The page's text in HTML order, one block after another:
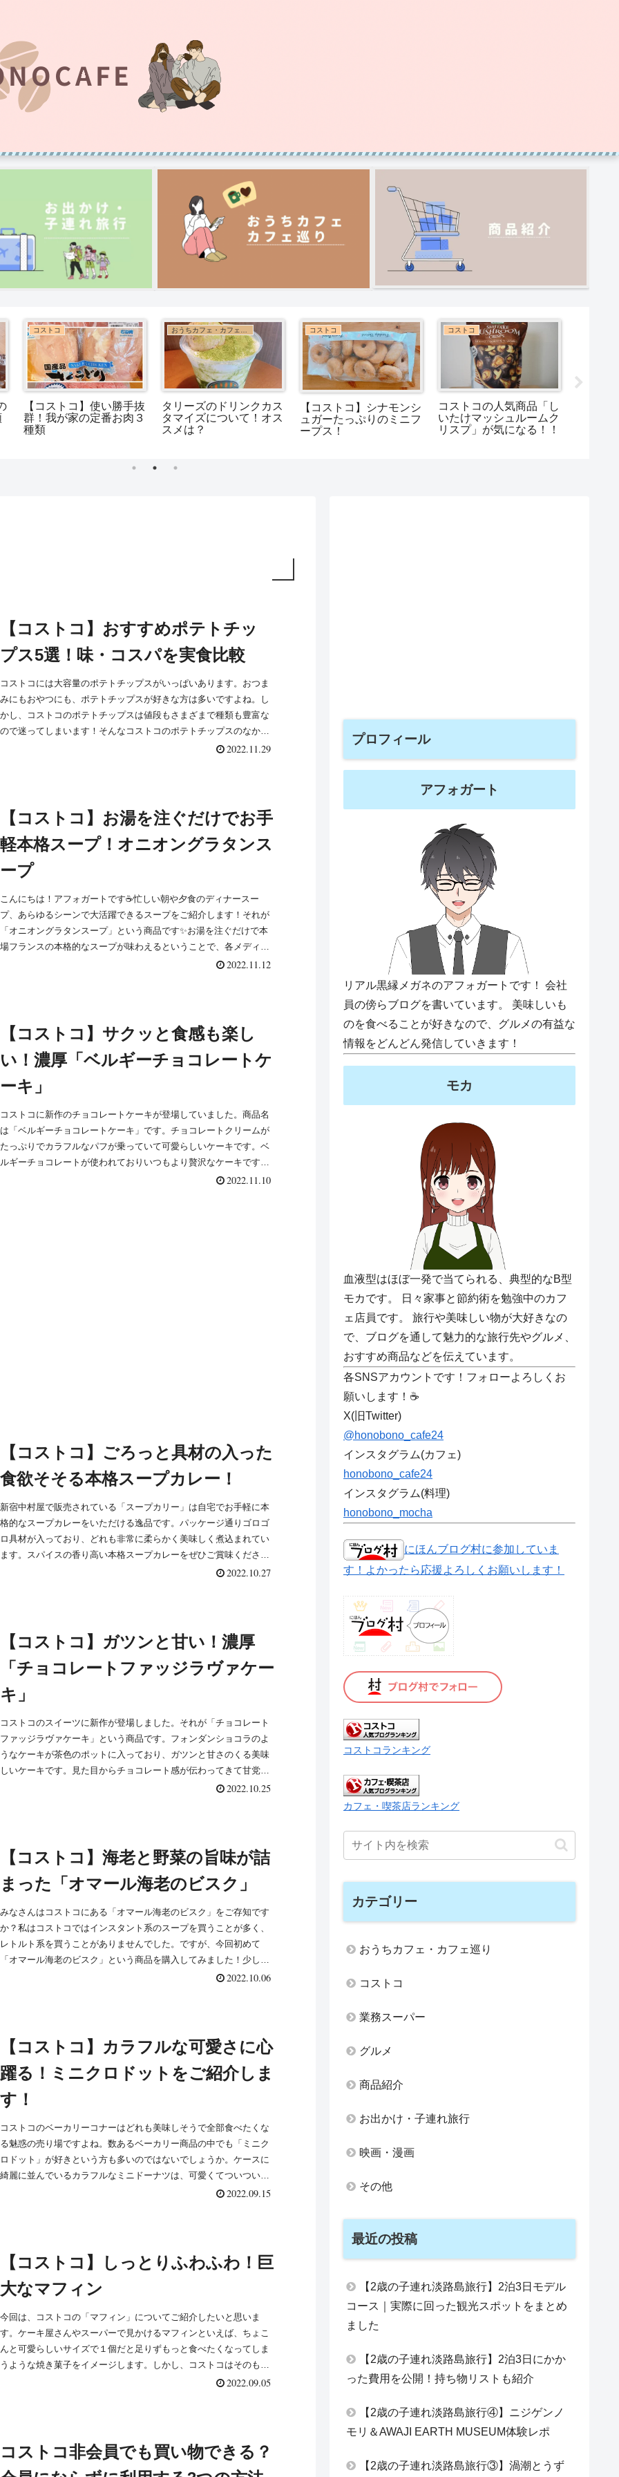
コストコ
【コストコ】使い勝手抜
群！我が家の定番お肉３
種類
タリーズのドリンクカス
タマイズについて！オス
スメは？
コストコ
【コストコ】シナモンシ
ュガーたっぷりのミニフ
ープス！
コストコ
コストコの人気商品「し
いたけマッシュルームク
リスプ」が気になる！！
【コストコ】おすすめポテトチッ
プス5選！味・コスパを実食比較
コストコには大容量のポテトチップスがいっぱいあります。おつま
みにもおやつにも、ポテトチップスが好きな方は多いですよね。し
かし、コストコのポテトチップスは値段もさまざまで種類も豊富な
ので迷ってしまいます！そんなコストコのポテトチップスのなかか
らオススメの5つをご紹介します。是非参考にしてください♪2022.11.29
【コストコ】お湯を注ぐだけでお手
軽本格スープ！オニオングラタンス
ープ
こんにちは！アフォガートです☕忙しい朝や夕食のディナースー
プ、あらゆるシーンで大活躍できるスープをご紹介します！それが
「オニオングラタンスープ」という商品です✨お湯を注ぐだけで本
場フランスの本格的なスープが味わえるということで、各メディア
2022.11.12
【コストコ】サクッと食感も楽し
い！濃厚「ベルギーチョコレートケ
ーキ」
コストコに新作のチョコレートケーキが登場していました。商品名
は「ベルギーチョコレートケーキ」です。チョコレートクリームが
たっぷりでカラフルなパフが乗っていて可愛らしいケーキです。ベ
ルギーチョコレートが使われておりいつもより贅沢なケーキです。
2022.11.10
【コストコ】ごろっと具材の入った
食欲そそる本格スープカレー！
新宿中村屋で販売されている「スープカリー」は自宅でお手軽に本
格的なスープカレーをいただける逸品です。パッケージ通りゴロゴ
ロ具材が入っており、どれも非常に柔らかく美味しく煮込まれてい
ます。スパイスの香り高い本格スープカレーをぜひご賞味くださ
2022.10.27
【コストコ】ガツンと甘い！濃厚
「チョコレートファッジラヴァケー
キ」
コストコのスイーツに新作が登場しました。それが「チョコレート
ファッジラヴァケーキ」という商品です。フォンダンショコラのよ
うなケーキが茶色のポットに入っており、ガツンと甘さのくる美味
しいケーキです。見た目からチョコレート感が伝わってきて甘党に
刺さるスイーツです。今回はそんな甘い物好きな方にオススメした
2022.10.25
【コストコ】海老と野菜の旨味が詰
まった「オマール海老のビスク」
みなさんはコストコにある「オマール海老のビスク」をご存知です
か？私はコストコではインスタント系のスープを買うことが多く、
レトルト系を買うことがありませんでした。ですが、今回初めて
「オマール海老のビスク」という商品を購入してみました！少し贅
沢価格ですが、簡単に作れてとっても美味しかったのでご紹介した
2022.10.06
【コストコ】カラフルな可愛さに心
躍る！ミニクロドットをご紹介しま
す！
コストコのベーカリーコナーはどれも美味しそうで全部食べたくな
る魅惑の売り場ですよね。数あるベーカリー商品の中でも「ミニク
ロドット」が好きという方も多いのではないでしょうか。ケースに
綺麗に並んでいるカラフルなミニドーナツは、可愛くてついつい手
に取ってしまいます。今回はそんなミニクロドットについて、最新
2022.09.15
【コストコ】しっとりふわふわ！巨
大なマフィン
今回は、コストコの「マフィン」についてご紹介したいと思いま
す。ケーキ屋さんやスーパーで見かけるマフィンといえば、ちょこ
んと可愛らしいサイズで１個だと足りずもっと食べたくなってしま
うような焼き菓子をイメージします。しかし、コストコはそのもっ
と食べたいが１個で叶うほどの特大サイズです。ベーカリーコーナ
2022.09.05
コストコ非会員でも買い物できる？
プロフィール
アフォガート
リアル黒縁メガネのアフォガートです！ 会社
員の傍らブログを書いています。 美味しいも
のを食べることが好きなので、グルメの有益な
情報をどんどん発信していきます！
モカ
血液型はほぼ一発で当てられる、典型的なB型
モカです。 日々家事と節約術を勉強中のカフ
ェ店員です。 旅行や美味しい物が大好きなの
で、ブログを通して魅力的な旅行先やグルメ、
おすすめ商品などを伝えています。
各SNSアカウントです！フォローよろしくお
願いします！☕
X(旧Twitter)
@honobono_cafe24
インスタグラム(カフェ)
honobono_cafe24
インスタグラム(料理)
honobono_mocha
にほんブログ村に参加していま
す！よかったら応援よろしくお願いします！
コストコランキング
カフェ・喫茶店ランキング
カテゴリー
おうちカフェ・カフェ巡り
コストコ
業務スーパー
グルメ
商品紹介
お出かけ・子連れ旅行
映画・漫画
その他
最近の投稿
【2歳の子連れ淡路島旅行】2泊3日モデル
コース｜実際に回った観光スポットをまとめ
ました
【2歳の子連れ淡路島旅行】2泊3日にかか
った費用を公開！持ち物リストも紹介
【2歳の子連れ淡路島旅行④】ニジゲンノ
モリ＆AWAJI EARTH MUSEUM体験レポ
【2歳の子連れ淡路島旅行③】渦潮とうず